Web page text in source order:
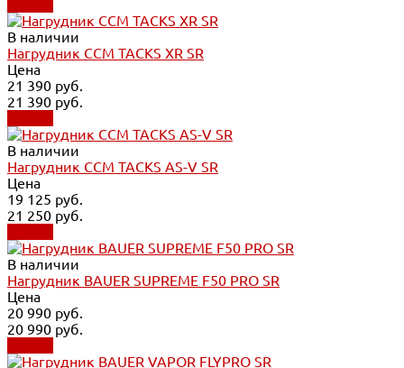
В наличии
Нагрудник CCM TACKS XR SR
Цена
21 390 руб.
21 390 руб.
В наличии
Нагрудник CCM TACKS AS-V SR
Цена
19 125 руб.
21 250 руб.
В наличии
Нагрудник BAUER SUPREME F50 PRO SR
Цена
20 990 руб.
20 990 руб.